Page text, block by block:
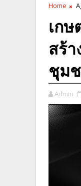
Home
เกษ
สร้
ชุม
Admin